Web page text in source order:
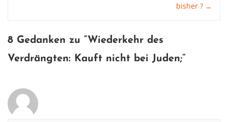
bisher ? →
8 Gedanken zu “Wiederkehr des
Verdrängten: Kauft nicht bei Juden;”